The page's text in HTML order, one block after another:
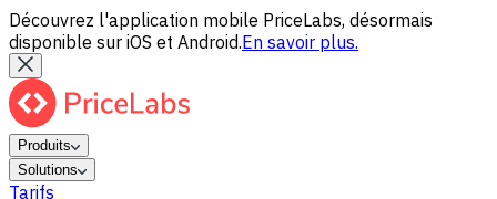
Découvrez l'application mobile PriceLabs, désormais
disponible sur iOS et Android.En savoir plus.
Produits
Solutions
Tarifs